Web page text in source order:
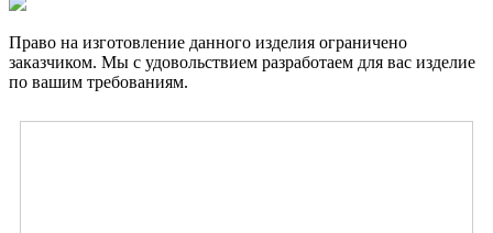
Право на изготовление данного изделия ограничено
заказчиком. Мы с удовольствием разработаем для вас изделие
по вашим требованиям.